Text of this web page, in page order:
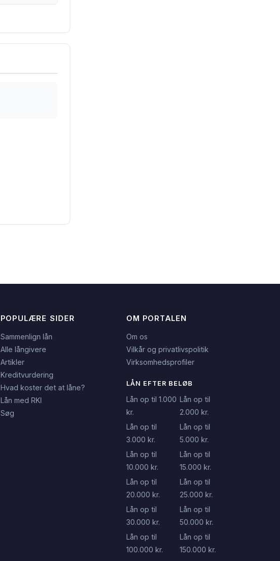
POPULÆRE SIDER
Sammenlign lån
Alle långivere
Artikler
Kreditvurdering
Hvad koster det at låne?
Lån med RKI
Søg
OM PORTALEN
Om os
Vilkår og privatlivspolitik
Virksomhedsprofiler
LÅN EFTER BELØB
Lån op til 1.000
kr.
Lån op til
2.000 kr.
Lån op til
3.000 kr.
Lån op til
5.000 kr.
Lån op til
10.000 kr.
Lån op til
15.000 kr.
Lån op til
20.000 kr.
Lån op til
25.000 kr.
Lån op til
30.000 kr.
Lån op til
50.000 kr.
Lån op til
100.000 kr.
Lån op til
150.000 kr.